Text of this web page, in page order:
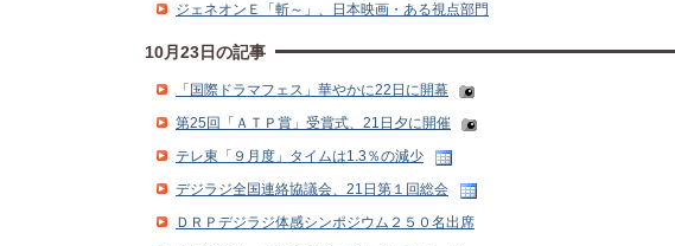
ジェネオンＥ「斬～」、日本映画・ある視点部門
10月23日の記事
「国際ドラマフェス」華やかに22日に開幕
第25回「ＡＴＰ賞」受賞式、21日夕に開催
テレ東「９月度」タイムは1.3％の減少
デジラジ全国連絡協議会、21日第１回総会
ＤＲＰデジラジ体感シンポジウム２５０名出席